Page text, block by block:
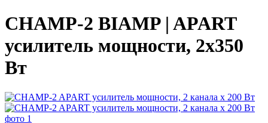
CHAMP-2 BIAMP | APART
усилитель мощности, 2х350
Вт